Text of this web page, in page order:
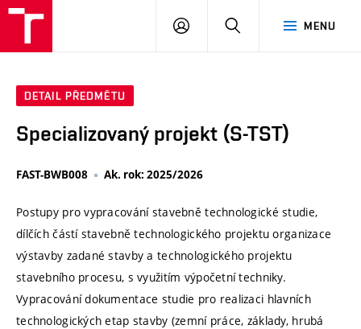
MENU
PŘIHLÁSIT
DETAIL PŘEDMĚTU
Specializovaný projekt (S-TST)
FAST-BWB008 Ak. rok: 2025/2026
Postupy pro vypracování stavebně technologické studie,
dílčích částí stavebně technologického projektu organizace
výstavby zadané stavby a technologického projektu
stavebního procesu, s využitím výpočetní techniky.
Vypracování dokumentace studie pro realizaci hlavních
technologických etap stavby (zemní práce, základy, hrubá